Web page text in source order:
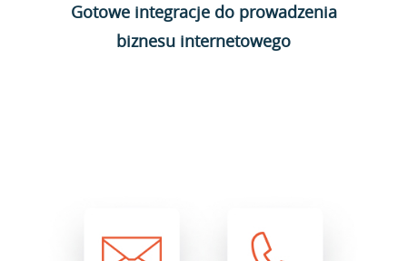
Gotowe integracje do prowadzenia
biznesu internetowego